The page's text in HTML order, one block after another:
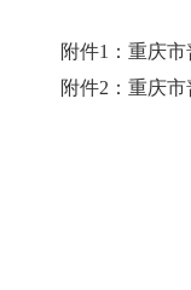
附件1 ： 重庆市
附件2： 重庆市